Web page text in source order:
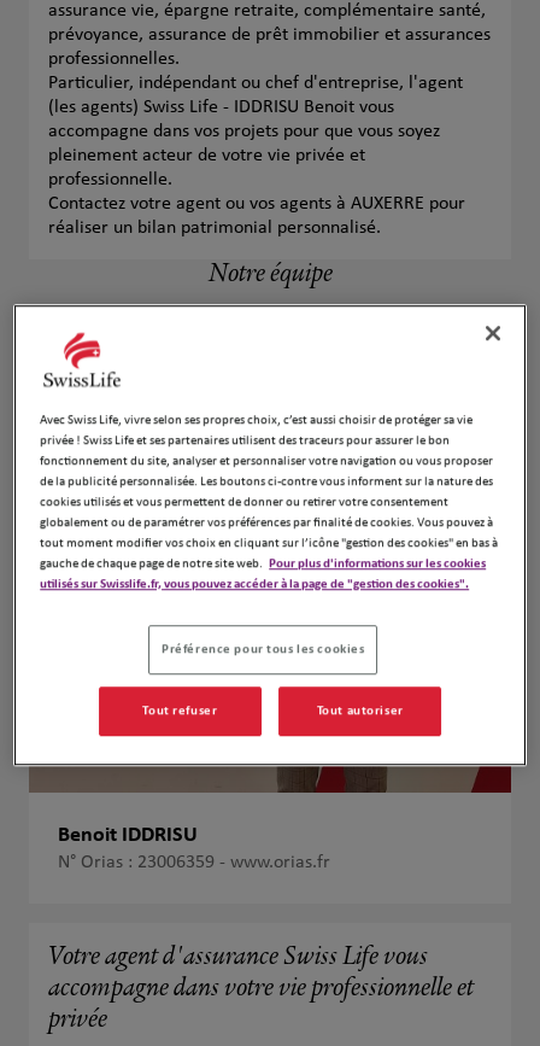
assurance vie, épargne retraite, complémentaire santé,
prévoyance, assurance de prêt immobilier et assurances
professionnelles.
Particulier, indépendant ou chef d'entreprise, l'agent
(les agents) Swiss Life - IDDRISU Benoit vous
accompagne dans vos projets pour que vous soyez
pleinement acteur de votre vie privée et
professionnelle.
Contactez votre agent ou vos agents à AUXERRE pour
réaliser un bilan patrimonial personnalisé.
Notre équipe
Benoit IDDRISU
N° Orias : 23006359 - www.orias.fr
Votre agent d'assurance Swiss Life vous
accompagne dans votre vie professionnelle et
privée
Avec Swiss Life, vivre selon ses propres choix, c’est aussi choisir de protéger sa vie
privée ! Swiss Life et ses partenaires utilisent des traceurs pour assurer le bon
fonctionnement du site, analyser et personnaliser votre navigation ou vous proposer
de la publicité personnalisée. Les boutons ci-contre vous informent sur la nature des
cookies utilisés et vous permettent de donner ou retirer votre consentement
globalement ou de paramétrer vos préférences par finalité de cookies. Vous pouvez à
tout moment modifier vos choix en cliquant sur l’icône "gestion des cookies" en bas à
gauche de chaque page de notre site web. Pour plus d'informations sur les cookies
utilisés sur Swisslife.fr, vous pouvez accéder à la page de "gestion des cookies".
Préférence pour tous les cookies
Tout refuser Tout autoriser